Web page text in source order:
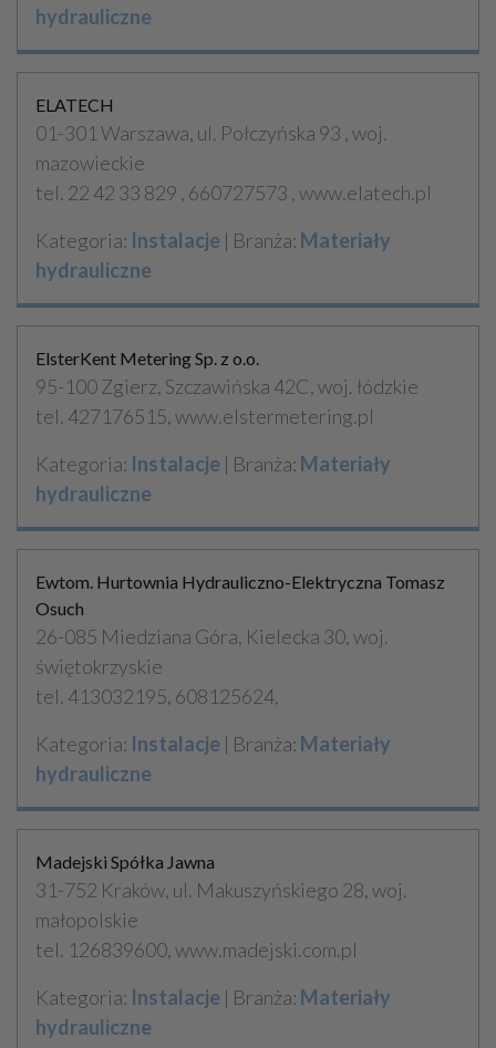
hydrauliczne
ELATECH
01-301 Warszawa, ul. Połczyńska 93 , woj.
mazowieckie
tel. 22 42 33 829 , 660727573 , www.elatech.pl
Kategoria: Instalacje | Branża: Materiały
hydrauliczne
ElsterKent Metering Sp. z o.o.
95-100 Zgierz, Szczawińska 42C, woj. łódzkie
tel. 427176515, www.elstermetering.pl
Kategoria: Instalacje | Branża: Materiały
hydrauliczne
Ewtom. Hurtownia Hydrauliczno-Elektryczna Tomasz
Osuch
26-085 Miedziana Góra, Kielecka 30, woj.
świętokrzyskie
tel. 413032195, 608125624,
Kategoria: Instalacje | Branża: Materiały
hydrauliczne
Madejski Spółka Jawna
31-752 Kraków, ul. Makuszyńskiego 28, woj.
małopolskie
tel. 126839600, www.madejski.com.pl
Kategoria: Instalacje | Branża: Materiały
hydrauliczne